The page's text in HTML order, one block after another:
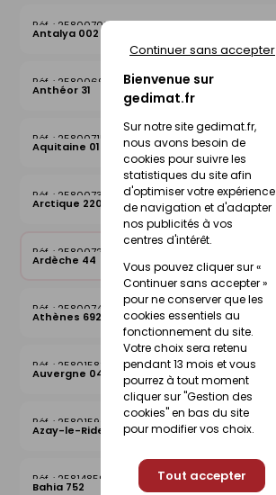
Bienvenue sur
gedimat.fr
Sur notre site gedimat.fr,
nous avons besoin de
cookies pour suivre les
statistiques du site afin
d'optimiser votre expérience
de navigation et d'adapter
nos publicités à vos
centres d'intérêt.
Vous pouvez cliquer sur «
Continuer sans accepter »
pour ne conserver que les
cookies essentiels au
fonctionnement du site.
Votre choix sera retenu
pendant 13 mois et vous
pourrez à tout moment
cliquer sur "Gestion des
cookies" en bas du site
pour modifier vos choix.
Tout accepter
Continuer sans accepter
25800708
Antalya 002
25800692
Anthéor 31
25800715
Aquitaine 019
25800739
Arctique 220
25800722
Ardèche 44
25800746
Athènes 692
25801583
Auvergne 042
25801590
Azay-le-Rideau 026
25814859
Bahia 752